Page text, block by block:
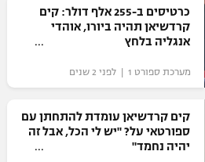
כרטיסים ב-255 אלף דולר: קים
קרדשיאן תהיה ביורו, אוהדי
אנגליה בלחץ
מערכת ספורט 1 | לפני 2 שנים
קים קרדשיאן עומדת להתחתן עם
ספורטאי על? "יש לי הכל, אבל זה
יהיה נחמד"